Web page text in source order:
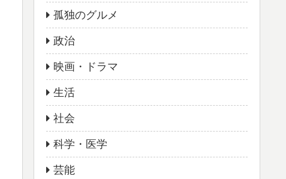
孤独のグルメ
政治
映画・ドラマ
生活
社会
科学・医学
芸能